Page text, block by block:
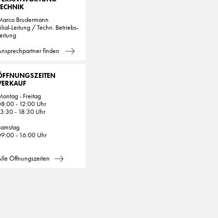
Brudermann
Leitung / Techn. Betriebs-
finden
- Freitag
- 12:00 Uhr
- 18:30 Uhr
- 16:00 Uhr
Öffnungszeiten